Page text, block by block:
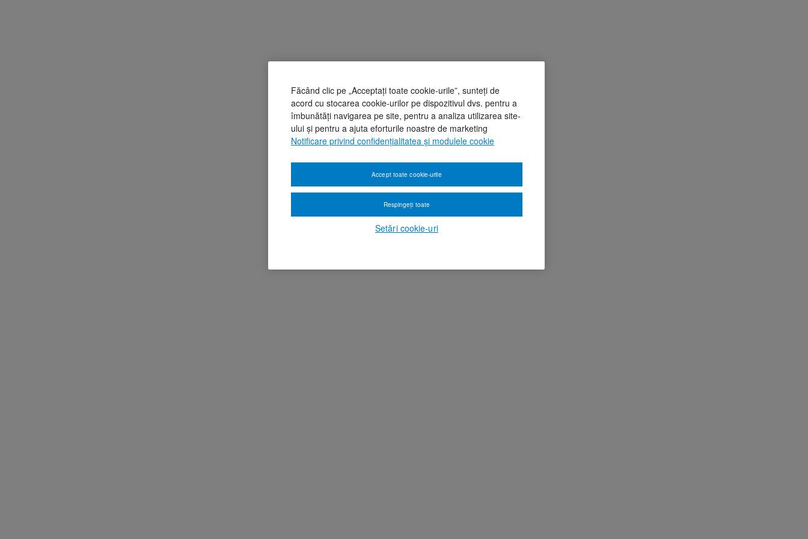
Făcând clic pe „Acceptați toate cookie-urile”, sunteți de
acord cu stocarea cookie-urilor pe dispozitivul dvs. pentru a
îmbunătăți navigarea pe site, pentru a analiza utilizarea site-
ului și pentru a ajuta eforturile noastre de marketing
Notificare privind confidențialitatea și modulele cookie
Setări cookie-uri
Respingeți toate
Accept toate cookie-urile